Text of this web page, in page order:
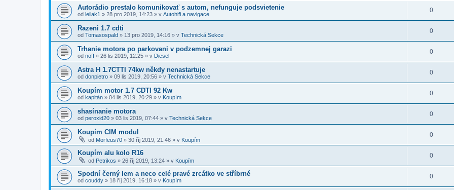
Autorádio prestalo komunikovať s autom, nefunguje podsvietenie
od leilak1 » 28 pro 2019, 14:23 » v Autohifi a navigace
0
Razeni 1.7 cdti
od Tomasospald » 13 pro 2019, 14:16 » v Technická Sekce
0
Trhanie motora po parkovani v podzemnej garazi
od noff » 26 lis 2019, 12:25 » v Diesel
0
Astra H 1.7CTTI 74kw někdy nenastartuje
od donpietro » 09 lis 2019, 20:56 » v Technická Sekce
0
Koupím motor 1.7 CDTI 92 Kw
od kapitán » 04 lis 2019, 20:29 » v Koupím
0
shasínanie motora
od peroxid20 » 03 lis 2019, 07:44 » v Technická Sekce
0
Koupím CIM modul
od Morfeus70 » 30 říj 2019, 21:46 » v Koupím
0
Koupím alu kolo R16
od Petrikos » 26 říj 2019, 13:24 » v Koupím
0
Spodní černý lem a neco celé pravé zrcátko ve stříbrné
od couddy » 18 říj 2019, 16:18 » v Koupím
0